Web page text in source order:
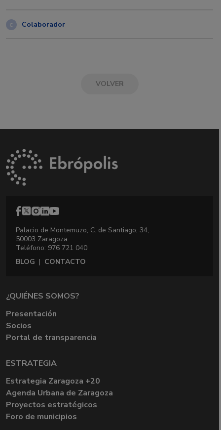
Colaborador
VOLVER
Palacio de Montemuzo, C. de Santiago, 34,
50003 Zaragoza
Teléfono: 976 721 040
BLOG | CONTACTO
¿QUIÉNES SOMOS?
Presentación
Socios
Portal de transparencia
ESTRATEGIA
Estrategia Zaragoza +20
Agenda Urbana de Zaragoza
Proyectos estratégicos
Foro de municipios